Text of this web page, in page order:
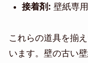
接着剤: 壁紙専
これらの道具を揃
います。壁の古い